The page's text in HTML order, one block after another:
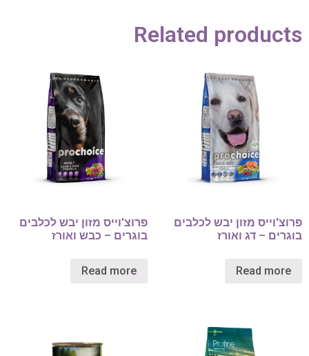
Related products
פרוצ'וייס מזון יבש לכלבים
בוגרים – דג ואורז
Read more
פרוצ'וייס מזון יבש לכלבים
בוגרים – כבש ואורז
Read more